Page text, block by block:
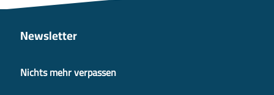
Newsletter
Nichts mehr verpassen